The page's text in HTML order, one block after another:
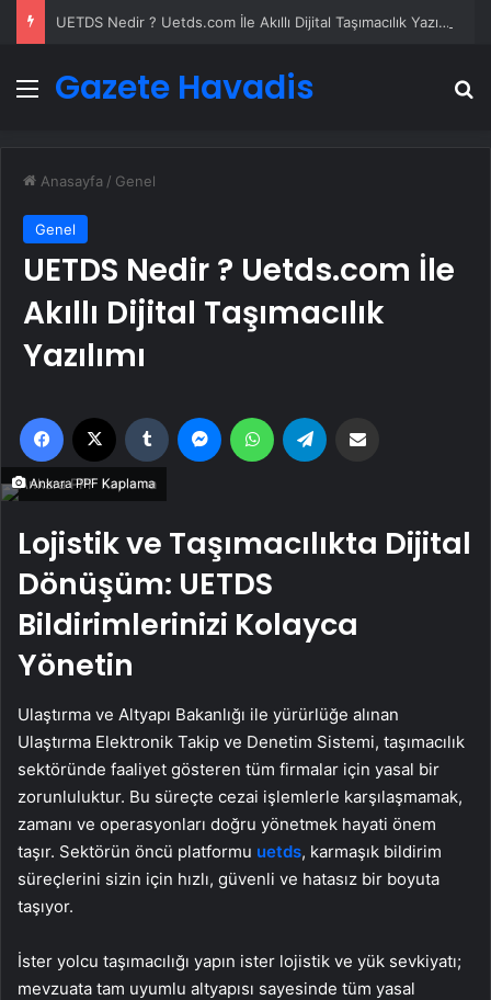
UETDS Nedir ? Uetds.com İle Akıllı Dijital Taşımacılık Yazılımı
Menü
Gazete Havadis
Anasayfa / Genel
Genel
UETDS Nedir ? Uetds.com İle
Akıllı Dijital Taşımacılık
Yazılımı
Facebook Tumblr MessengerWhatsApp
Ankara PPF Kaplama
Lojistik ve Taşımacılıkta Dijital
Dönüşüm: UETDS
Bildirimlerinizi Kolayca
Yönetin
Ulaştırma ve Altyapı Bakanlığı ile yürürlüğe alınan
Ulaştırma Elektronik Takip ve Denetim Sistemi, taşımacılık
sektöründe faaliyet gösteren tüm firmalar için yasal bir
zorunluluktur. Bu süreçte cezai işlemlerle karşılaşmamak,
zamanı ve operasyonları doğru yönetmek hayati önem
taşır. Sektörün öncü platformu uetds, karmaşık bildirim
süreçlerini sizin için hızlı, güvenli ve hatasız bir boyuta
taşıyor.
İster yolcu taşımacılığı yapın ister lojistik ve yük sevkiyatı;
mevzuata tam uyumlu altyapısı sayesinde tüm yasal